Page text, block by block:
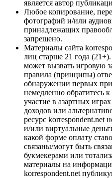
является автор
Любое копирование,
фотографий и/или
принадлежащих
запрещено.
Материалы сайта
лиц старше 21 года
может вызвать игровую
правила (принципы)
обнаружении первых
немедленно обратитесь
участие в азартных
доходов или
ресурс korrespondent.net
и/или виртуальные
какой форме оплату
связаны/могут быть
букмекерами или
материалы на
korrespondent.net